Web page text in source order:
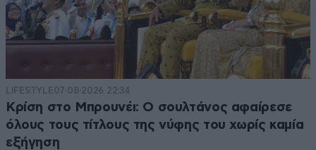
LIFESTYLE07·08·2026 22:34
Κρίση στο Μπρουνέι: Ο σουλτάνος αφαίρεσε
όλους τους τίτλους της νύφης του χωρίς καμία
εξήγηση